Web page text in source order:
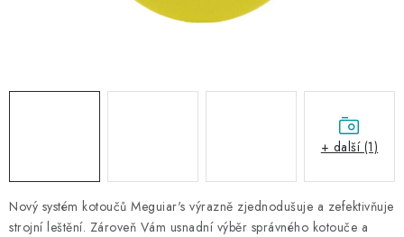
PRODÁVANÉ ZNAČKY
Nový systém kotoučů Meguiar's výrazně zjednodušuje a zefektivňuje
strojní leštění. Zároveň Vám usnadní výběr správného kotouče a
+ další (1)